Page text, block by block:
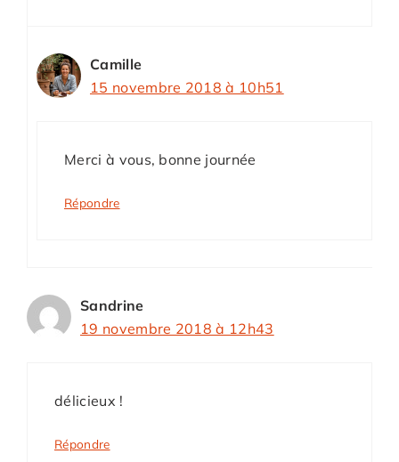
Camille
15 novembre 2018 à 10h51
Merci à vous, bonne journée
Répondre
Sandrine
19 novembre 2018 à 12h43
délicieux !
Répondre